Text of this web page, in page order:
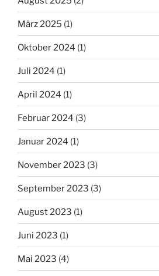
März 2025 (1)
Oktober 2024 (1)
Juli 2024 (1)
April 2024 (1)
Februar 2024 (3)
Januar 2024 (1)
November 2023 (3)
September 2023 (3)
August 2023 (1)
Juni 2023 (1)
Mai 2023 (4)